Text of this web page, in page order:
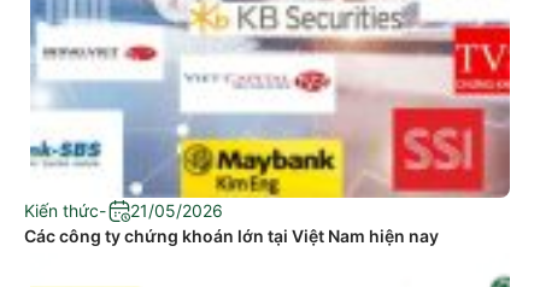
Kiến thức-
21/05/2026
Các công ty chứng khoán lớn tại Việt Nam hiện nay